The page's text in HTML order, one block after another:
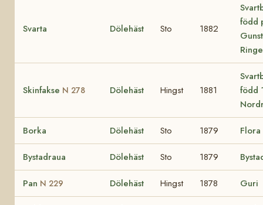
Svarta Dölehäst Sto 1882
född
Skinfakse N 278 Dölehäst Hingst 1881
född
Borka Dölehäst Sto 1879 Flora
Bystadraua Dölehäst Sto 1879
Pan N 229 Dölehäst Hingst 1878 Guri